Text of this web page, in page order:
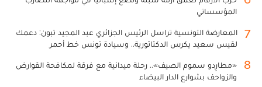
المؤسساتي
7
المعارضة التونسية تراسل الرئيس الجزائري عبد المجيد تبون: دعمك
لقيس سعيد يكرس الدكتاتورية.. وسيادة تونس خط أحمر
8
«مطارِدو سموم الصيف».. رحلة ميدانية مع فرقة لمكافحة القوارض
والزواحف بشوارع الدار البيضاء